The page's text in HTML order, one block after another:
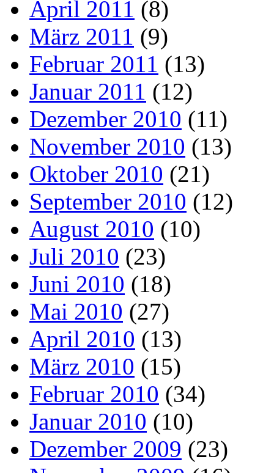
April 2011 (8)
März 2011 (9)
Februar 2011 (13)
Januar 2011 (12)
Dezember 2010 (11)
November 2010 (13)
Oktober 2010 (21)
September 2010 (12)
August 2010 (10)
Juli 2010 (23)
Juni 2010 (18)
Mai 2010 (27)
April 2010 (13)
März 2010 (15)
Februar 2010 (34)
Januar 2010 (10)
Dezember 2009 (23)